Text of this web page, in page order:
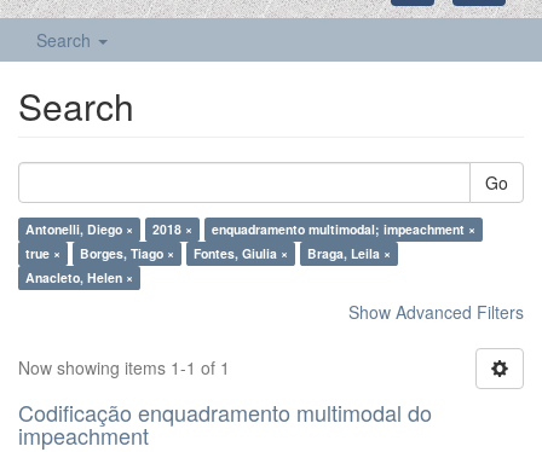
Search
Search
Go
Antonelli, Diego × 2018 ×
enquadramento multimodal; impeachment ×
true ×
Borges, Tiago × Fontes, Giulia ×
Braga, Leila ×
Anacleto, Helen ×
Show Advanced Filters
Now showing items 1-1 of 1
Codificação enquadramento multimodal do
impeachment